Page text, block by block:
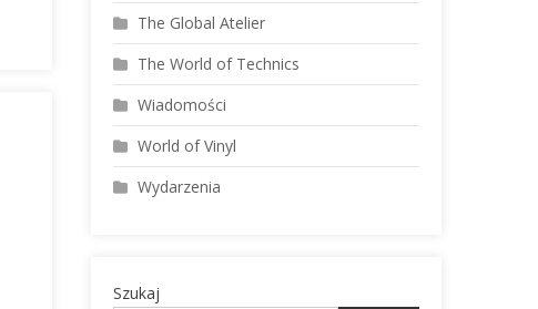
The Global Atelier
The World of Technics
Wiadomości
World of Vinyl
Wydarzenia
Szukaj